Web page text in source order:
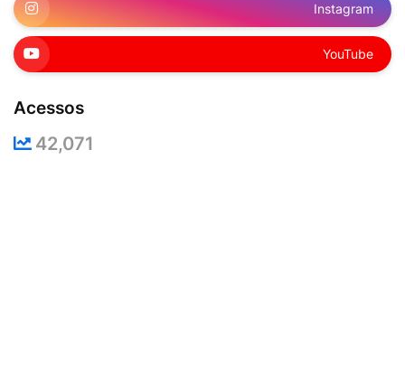
Instagram
YouTube
Acessos
42,071